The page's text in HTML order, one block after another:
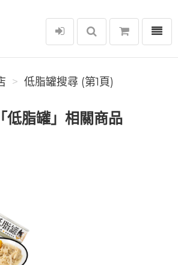
選單
低脂罐搜尋 (第1頁)
低脂罐」相關商品